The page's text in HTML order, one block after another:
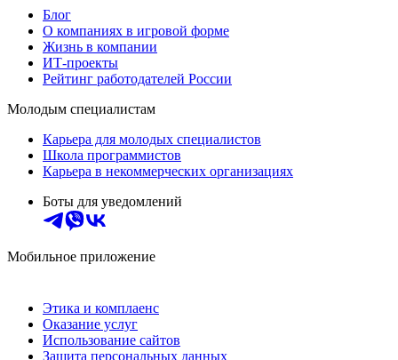
Блог
О компаниях в игровой форме
Жизнь в компании
ИТ-проекты
Рейтинг работодателей России
Молодым специалистам
Карьера для молодых специалистов
Школа программистов
Карьера в некоммерческих организациях
Боты для уведомлений
Мобильное приложение
Этика и комплаенс
Оказание услуг
Использование сайтов
Защита персональных данных